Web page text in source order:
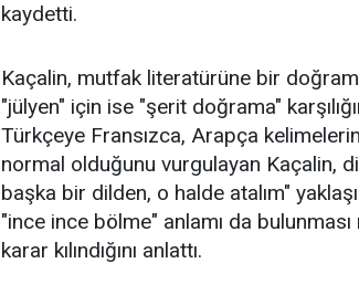
kaydetti.
Kaçalin, mutfak literatürüne bir
"jülyen" için ise "şerit doğrama"
Türkçeye Fransızca, Arapça
normal olduğunu vurgulayan Kaçalin,
başka bir dilden, o halde atalım"
"ince ince bölme" anlamı da
karar kılındığını anlattı.